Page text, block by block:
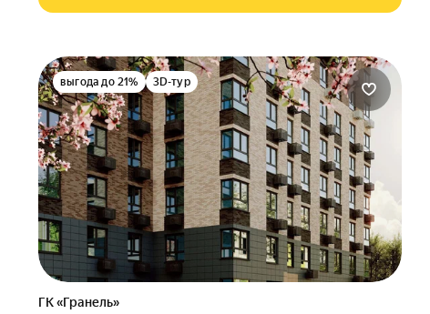
выгода до 21% 3D-тур
ГК «Гранель»